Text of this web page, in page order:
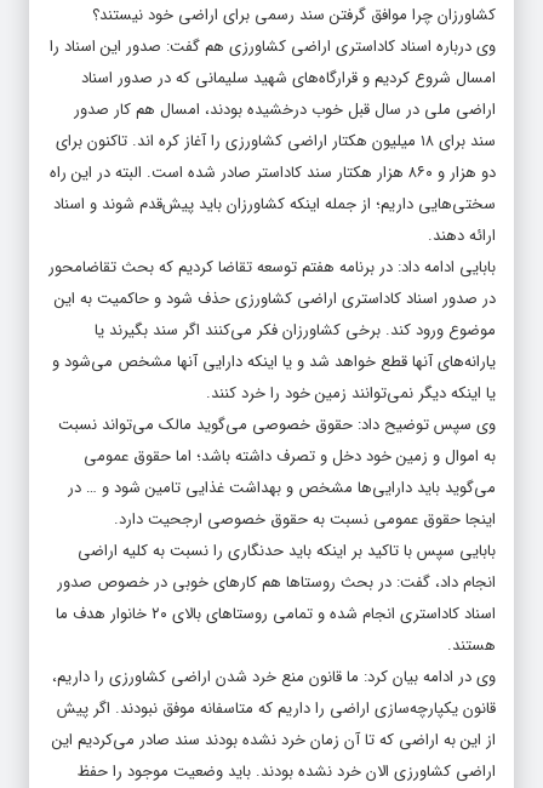
کشاورزان چرا موافق گرفتن سند رسمی برای اراضی خود نیستند؟
وی درباره اسناد کاداستری اراضی کشاورزی هم گفت: صدور این اسناد را
امسال شروع کردیم و قرارگاه‌های شهید سلیمانی که در صدور اسناد
اراضی ملی در سال قبل خوب درخشیده بودند، امسال هم کار صدور
سند برای ۱۸ میلیون هکتار اراضی کشاورزی را آغاز کره اند. تاکنون برای
دو هزار و ۸۶۰ هزار هکتار سند کاداستر صادر شده است. البته در این راه
سختی‌هایی داریم؛ از جمله اینکه کشاورزان باید پیش‌قدم شوند و اسناد
ارائه دهند.
بابایی ادامه داد: در برنامه هفتم توسعه تقاضا کردیم که بحث تقاضا‌محور
در صدور اسناد کاداستری اراضی کشاورزی حذف شود و حاکمیت به این
موضوع ورود کند. برخی کشاورزان فکر می‌کنند اگر سند بگیرند یا
یارانه‌‌های آنها قطع خواهد شد و یا اینکه دارایی آنها مشخص می‌شود و
یا اینکه دیگر نمی‌توانند زمین خود را خرد کنند.
وی سپس توضیح داد: حقوق خصوصی می‌گوید مالک می‌تواند نسبت
به اموال و زمین خود دخل و تصرف داشته باشد؛ اما حقوق عمومی
می‌گوید باید دارایی‌ها مشخص و بهداشت غذایی تامین شود و … در
اینجا حقوق عمومی نسبت به حقوق خصوصی ارجحیت دارد.
بابایی سپس با تاکید بر اینکه باید حدنگاری را نسبت به کلیه اراضی
انجام داد، گفت: در بحث روستاها هم کارهای خوبی در خصوص صدور
اسناد کاداستری انجام شده و تمامی روستاهای بالای ۲۰ خانوار هدف ما
هستند.
وی در ادامه بیان کرد: ما قانون منع خرد شدن اراضی کشاورزی را داریم،
قانون یکپارچه‌سازی اراضی را داریم که متاسفانه موفق نبودند. اگر پیش
از این به اراضی که تا آن زمان خرد نشده بودند سند صادر می‌کردیم این
اراضی کشاورزی الان خرد نشده بودند. باید وضعیت موجود را حفظ